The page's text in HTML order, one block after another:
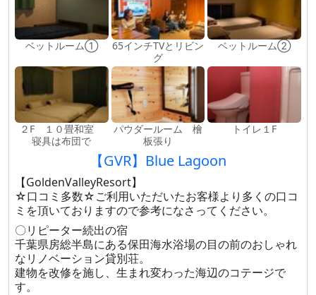
ベットルーム①
65インチTVとリビン
グ
ベットルーム②
２F １０畳和室
寝具は布団で
パウダールーム 檜
板張り
トイレ１F
【GVR】Blue Lagoon
【GoldenValleyResort】
☆口コミ多数☆ご利用いただいたお客様より多くの口コ
ミを頂いておりますので参考になさってください。
〇リピーター続出の宿
千葉県房総半島にある保田海水浴場の目の前のおしゃれ
なリノベーション貸別荘。
建物を改修を施し、生まれ変わった海辺のコテージで
す。